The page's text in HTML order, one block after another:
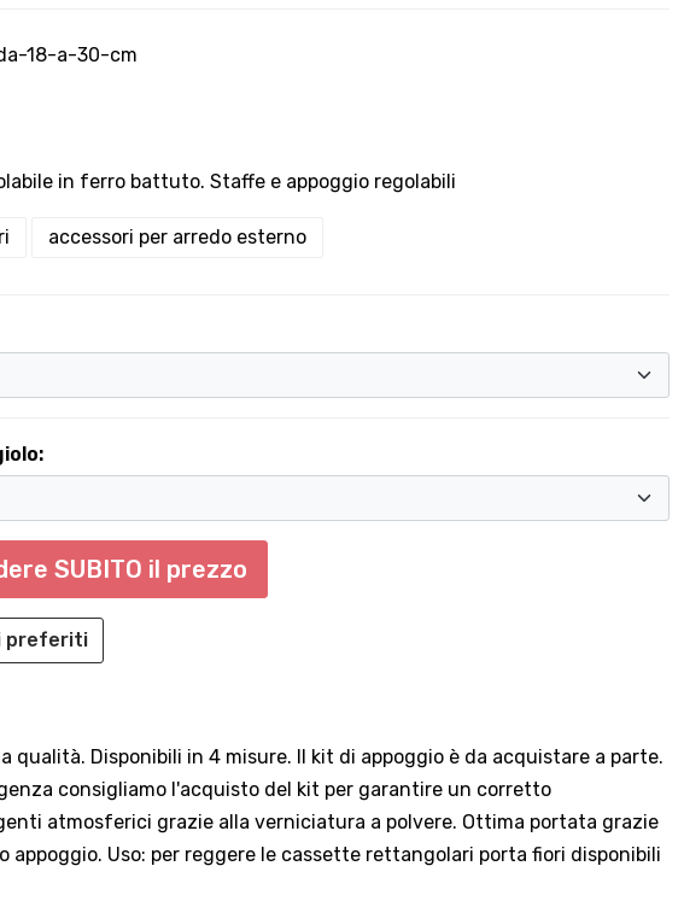
18-a-30-cm
in ferro battuto. Staffe e appoggio regolabili
accessori per arredo esterno
SUBITO il prezzo
preferiti
Disponibili in 4 misure. Il kit di appoggio è da acquistare a parte.
consigliamo l'acquisto del kit per garantire un corretto
atmosferici grazie alla verniciatura a polvere. Ottima portata grazie
Uso: per reggere le cassette rettangolari porta fiori disponibili